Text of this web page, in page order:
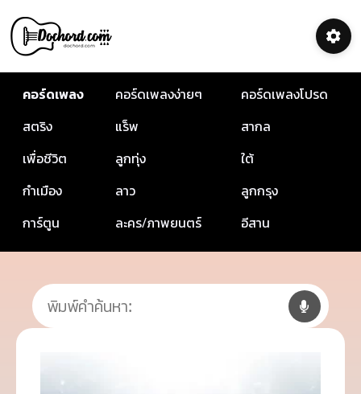
คอร์ดเพลง คอร์ดเพลงง่ายๆ
คอร์ดเพลงโปรด
สตริง
แร็พ
สากล
เพื่อชีวิต
ลูกทุ่ง
ใต้
กำเมือง
ลาว
ลูกกรุง
การ์ตูน
ละคร/ภาพยนตร์ อีสาน